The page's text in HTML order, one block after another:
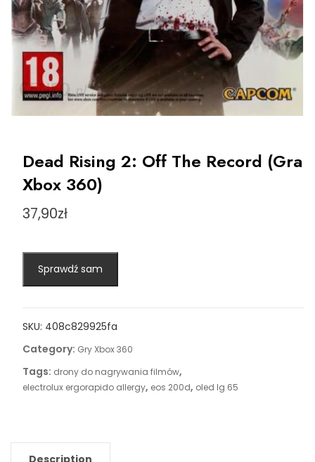
Dead Rising 2: Off The Record (Gra
Xbox 360)
37,90zł
Sprawdź sam
SKU: 408c829925fa
Category: Gry Xbox 360
Tags: drony do nagrywania filmów,
electrolux ergorapido allergy, eos 200d, oled lg 65
Description